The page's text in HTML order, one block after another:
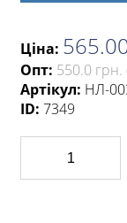
Ціна:
Опт: 550.0 грн.
Артікул: НЛ-
ID: 7349